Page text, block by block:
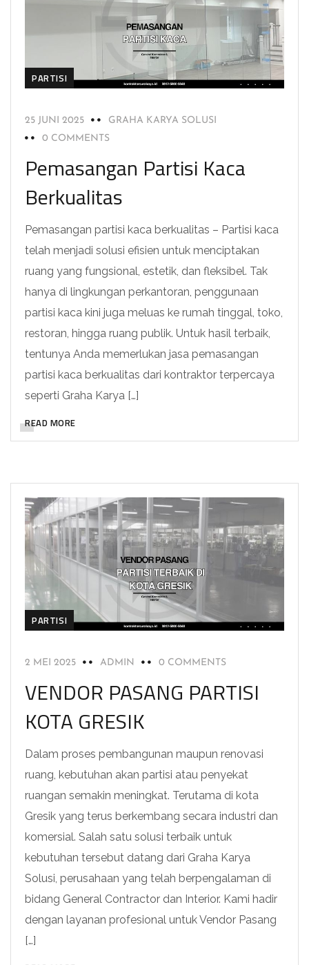
PARTISI
25 JUNI 2025
GRAHA KARYA SOLUSI
0 COMMENTS
Pemasangan Partisi Kaca
Berkualitas
Pemasangan partisi kaca berkualitas – Partisi kaca
telah menjadi solusi efisien untuk menciptakan
ruang yang fungsional, estetik, dan fleksibel. Tak
hanya di lingkungan perkantoran, penggunaan
partisi kaca kini juga meluas ke rumah tinggal, toko,
restoran, hingga ruang publik. Untuk hasil terbaik,
tentunya Anda memerlukan jasa pemasangan
partisi kaca berkualitas dari kontraktor terpercaya
seperti Graha Karya […]
READ MORE
PARTISI
2 MEI 2025 ADMIN 0 COMMENTS
VENDOR PASANG PARTISI
KOTA GRESIK
Dalam proses pembangunan maupun renovasi
ruang, kebutuhan akan partisi atau penyekat
ruangan semakin meningkat. Terutama di kota
Gresik yang terus berkembang secara industri dan
komersial. Salah satu solusi terbaik untuk
kebutuhan tersebut datang dari Graha Karya
Solusi, perusahaan yang telah berpengalaman di
bidang General Contractor dan Interior. Kami hadir
dengan layanan profesional untuk Vendor Pasang
[…]